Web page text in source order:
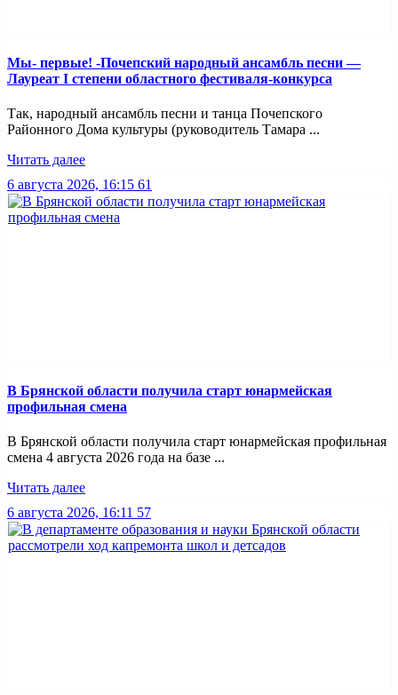
Мы- первые! -Почепский народный ансамбль песни —
Лауреат I степени областного фестиваля-конкурса
Так, народный ансамбль песни и танца Почепского
Районного Дома культуры (руководитель Тамара ...
Читать далее
6 августа 2026, 16:15 61
В Брянской области получила старт юнармейская
профильная смена
В Брянской области получила старт юнармейская профильная
смена 4 августа 2026 года на базе ...
Читать далее
6 августа 2026, 16:11 57